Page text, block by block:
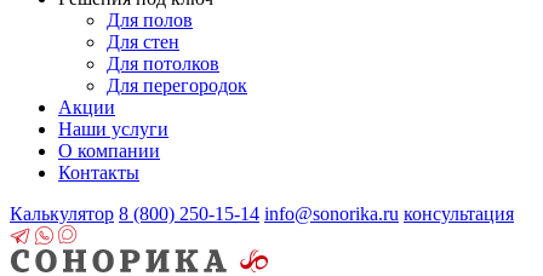
Для полов
Для стен
Для потолков
Для перегородок
Акции
Наши услуги
О компании
Контакты
Калькулятор 8 (800) 250-15-14 info@sonorika.ru консультация